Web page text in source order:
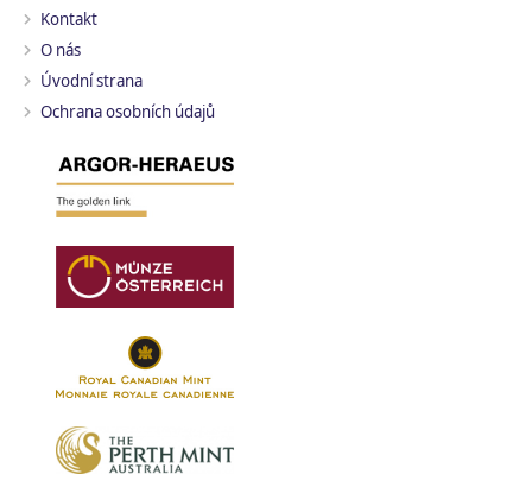
Kontakt
O nás
Úvodní strana
Ochrana osobních údajů